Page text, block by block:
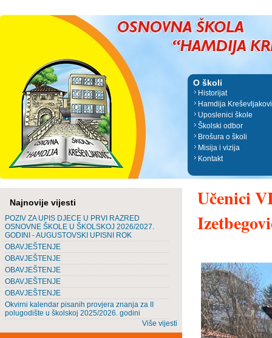
O školi
Historijat
Hamdija
Uposlenici škole
Školski odbor
Brošura o školi
Misija i vizija
Kontakt
Najnovije vijesti
POZIV ZA UPIS DJECE U PRVI RAZRED
OSNOVNE ŠKOLE U ŠKOLSKOJ 2026/2027.
GODINI - AUGUSTOVSKI UPISNI ROK
OBAVJEŠTENJE
OBAVJEŠTENJE
OBAVJEŠTENJE
OBAVJEŠTENJE
OBAVJEŠTENJE
Okvirni kalendar pisanih provjera znanja za II
polugodište u školskoj 2025/2026. godini
Više vijesti
Učenici